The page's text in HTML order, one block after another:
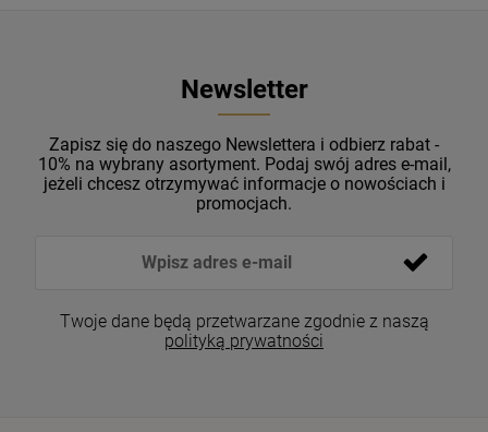
Newsletter
Zapisz się do naszego Newslettera i odbierz rabat -
10% na wybrany asortyment. Podaj swój adres e-mail,
jeżeli chcesz otrzymywać informacje o nowościach i
promocjach.
Twoje dane będą przetwarzane zgodnie z naszą
polityką prywatności